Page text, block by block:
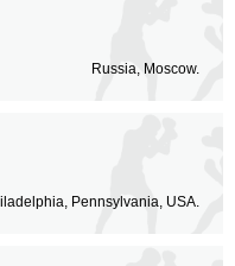
Russia, Moscow.
Pennsylvania, USA.